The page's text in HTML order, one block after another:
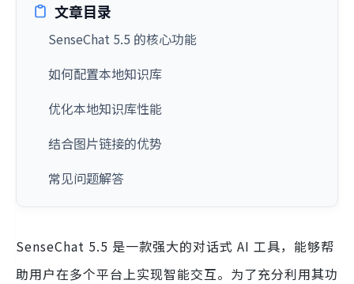
文章目录
SenseChat 5.5 的核心功能
如何配置本地知识库
优化本地知识库性能
结合图片链接的优势
常见问题解答
SenseChat 5.5 是一款强大的对话式 AI 工具，能够帮
助用户在多个平台上实现智能交互。为了充分利用其功